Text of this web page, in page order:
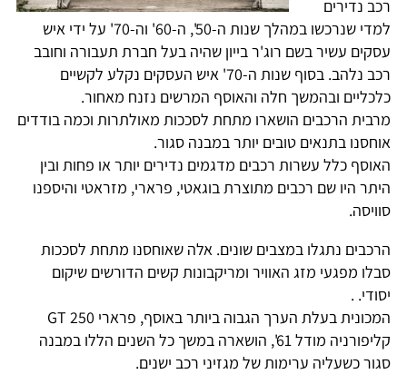
רכב נדירים
למדי שנרכשו במהלך שנות ה-50', ה-60' וה-70' על ידי איש
עסקים עשיר בשם רוג'ר בייון שהיה בעל חברת תעבורה וחובב
רכב נלהב. בסוף שנות ה-70' איש העסקים נקלע לקשיים
כלכליים ובהמשך חלה והאוסף המרשים נזנח מאחור.
מרבית הרכבים הושארו מתחת לסככות מאולתרות וכמה בודדים
אוחסנו בתנאים טובים יותר במבנה סגור.
האוסף כלל עשרות רכבים מדגמים נדירים יותר או פחות ובין
היתר היו שם רכבים מתוצרת בוגאטי, פרארי, מזראטי והיספנו
סוויסה.
הרכבים נתגלו במצבים שונים. אלה שאוחסנו מתחת לסככות
סבלו מפגעי מזג האוויר ומריקבונות קשים הדורשים שיקום
יסודי. .
המכונית בעלת הערך הגבוה ביותר באוסף, פרארי 250 GT
קליפורניה מודל 61', הושארה במשך כל השנים הללו במבנה
סגור כשעליה ערימות של מגזיני רכב ישנים.